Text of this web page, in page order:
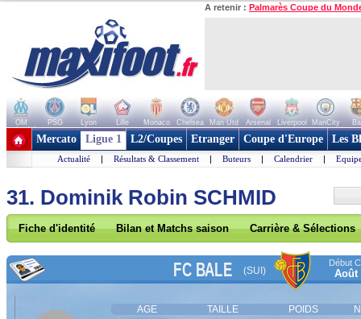
A retenir : Palmarès Coupe du
OM PSG Lyon Lille Monaco Chelsea Man Utd Arsenal Liverpool ManCity
+ de clubs
Mercato Ligue 1 L2/Coupes Etranger Coupe d'Europe Les
Actualité | Résultats & Classement | Buteurs | Calendrier |
31. Dominik Robin SCHMID
Fiche d'identité Bilan et Matchs saison Carrière & Sélections
FC BALE (SUI)
Début
Août
AGE TAILLE POIDS